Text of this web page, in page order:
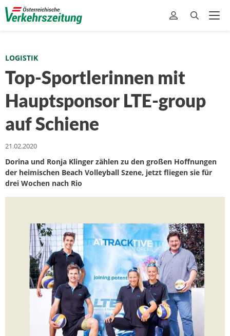
LOGISTIK
Top-Sportlerinnen mit
Hauptsponsor LTE-group
auf Schiene
21.02.2020
Dorina und Ronja Klinger zählen zu den großen Hoffnungen
der heimischen Beach Volleyball Szene, jetzt fliegen sie für
drei Wochen nach Rio